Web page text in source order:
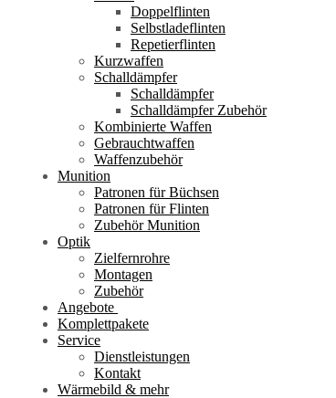
Doppelflinten
Selbstladeflinten
Repetierflinten
Kurzwaffen
Schalldämpfer
Schalldämpfer
Schalldämpfer Zubehör
Kombinierte Waffen
Gebrauchtwaffen
Waffenzubehör
Munition
Patronen für Büchsen
Patronen für Flinten
Zubehör Munition
Optik
Zielfernrohre
Montagen
Zubehör
Angebote
Komplettpakete
Service
Dienstleistungen
Kontakt
Wärmebild & mehr